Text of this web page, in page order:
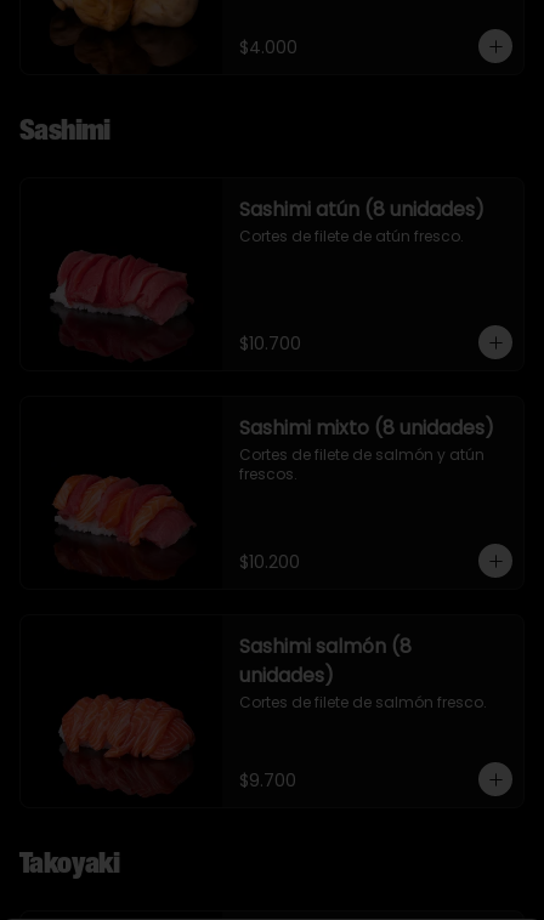
$4.000
Sashimi
Sashimi atún (8 unidades)
Cortes de filete de atún fresco.
$10.700
Sashimi mixto (8 unidades)
Cortes de filete de salmón y atún
frescos.
$10.200
Sashimi salmón (8
unidades)
Cortes de filete de salmón fresco.
$9.700
Takoyaki